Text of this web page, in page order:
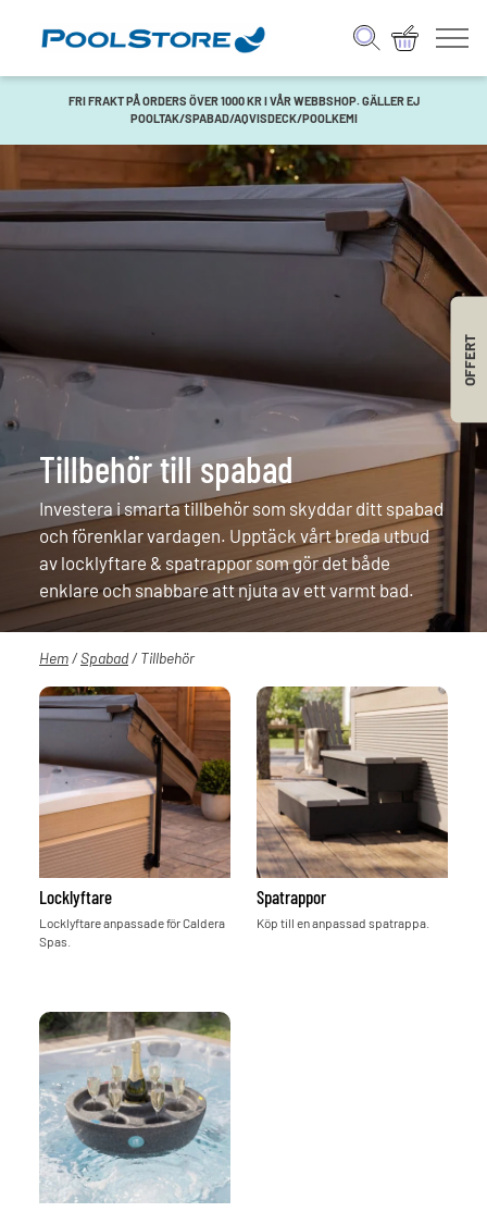
FRI FRAKT PÅ ORDERS ÖVER 1000 KR I VÅR WEBBSHOP. GÄLLER EJ
POOLTAK/SPABAD/AQVISDECK/POOLKEMI
Tillbehör till spabad
Investera i smarta tillbehör som skyddar ditt spabad
och förenklar vardagen. Upptäck vårt breda utbud
av locklyftare & spatrappor som gör det både
enklare och snabbare att njuta av ett varmt bad.
Hem/Spabad/ Tillbehör
Locklyftare
Locklyftare anpassade för Caldera
Spas.
Spatrappor
Köp till en anpassad spatrappa.
OFFERT